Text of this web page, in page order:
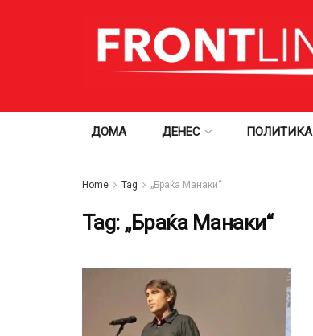
ДОМА ДЕНЕС ПОЛИТИКА
Home Tag „Браќа Манаки“
Tag: „Браќа Манаки“